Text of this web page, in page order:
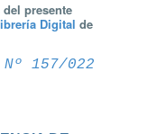
presente
Digital de
Nº 157/022